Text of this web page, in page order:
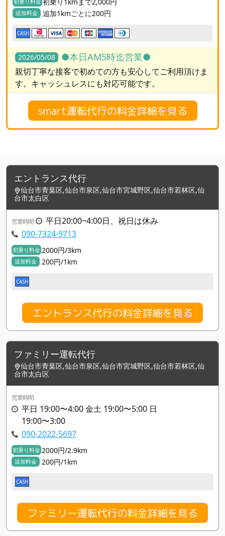
追加料金 追加1kmごとに200円
CASH
2026/05/08 ●本日AM5時迄営業●
親切丁寧な接客で初めての方も安心してご利用頂けま
す。キャッシュレスにも対応可能です。
smart運転代行の料金詳細を見る
エントランス代行
仙台市青葉区,仙台市泉区,仙台市宮城野区,仙台市若林区,仙
台市太白区
営業時間
平日20:00~4:00日、祝日は休み
090-7324-9713
初乗り料金 2000円/3km
追加料金 200円/1km
CASH
エントランス代行の料金詳細を見る
ファミリー運転代行
仙台市青葉区,仙台市泉区,仙台市宮城野区,仙台市若林区,仙
台市太白区
営業時間
平日 19:00〜4:00 金土 19:00〜5:00 日
19:00〜3:00
090-2022-5697
初乗り料金 2000円/2.9km
追加料金 200円/1km
CASH
ファミリー運転代行の料金詳細を見る